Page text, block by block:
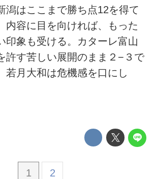
潟はここまで勝ち点12を得て
内容に目を向ければ、もった
印象も受ける。カターレ富山
許す苦しい展開のまま２−３で
若月大和は危機感を口にし
1 2